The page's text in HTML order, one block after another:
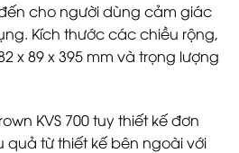
cho người dùng cảm giác
Kích thước các chiều rộng,
x 89 x 395 mm và trọng lượng
KVS 700 tuy thiết kế đơn
quả từ thiết kế bên ngoài với